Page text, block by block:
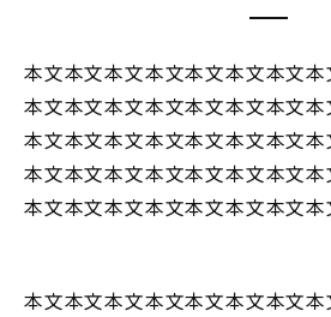
本文本文本文本文本文本文本文
本文本文本文本文本文本文本文
本文本文本文本文本文本文本文
本文本文本文本文本文本文本文
本文本文本文本文本文本文本文
本文本文本文本文本文本文本文